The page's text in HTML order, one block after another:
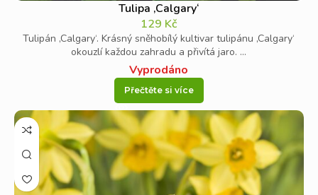
Tulipa ‚Calgary‘
129 Kč
Tulipán ‚Calgary‘. Krásný sněhobílý kultivar tulipánu ‚Calgary‘
okouzlí každou zahradu a přivítá jaro. ...
Vyprodáno
Přečtěte si více